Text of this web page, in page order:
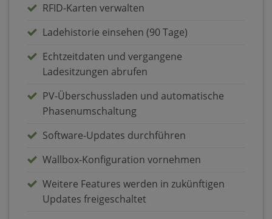
RFID-Karten verwalten
Ladehistorie einsehen (90 Tage)
Echtzeitdaten und vergangene
Ladesitzungen abrufen
PV-Überschussladen und automatische
Phasenumschaltung
Software-Updates durchführen
Wallbox-Konfiguration vornehmen
Weitere Features werden in zukünftigen
Updates freigeschaltet